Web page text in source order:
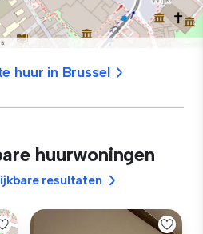
huur in Brussel
huurwoningen
resultaten